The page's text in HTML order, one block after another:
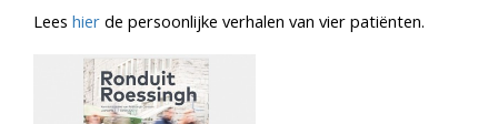
Lees hier de persoonlijke verhalen van vier patiënten.